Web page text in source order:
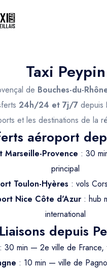
services
SNCF
Distance
& évènements
nous
Taxi Peypin
de Bouches-du-
24h/24 et 7j/7depuis
et les destinations de la
aéroport
Marseille-Provence : 30
principal
Toulon-Hyères : vols
Nice Côte d'Azur : hub
international
Liaisons depuis
: 30 min — 2e ville de France,
: 10 min — ville de